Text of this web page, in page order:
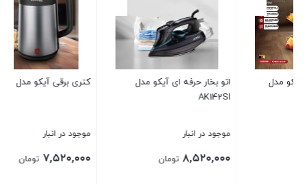
کتری برقی آیکو مدل AK423EK
موجود در انبار
۷,۵۲۰,۰۰۰ تومان
جاروبرقی آیکو مدل AK111VC
موجود در انبار
۲۶,۷۲۰,۰۰۰ تومان